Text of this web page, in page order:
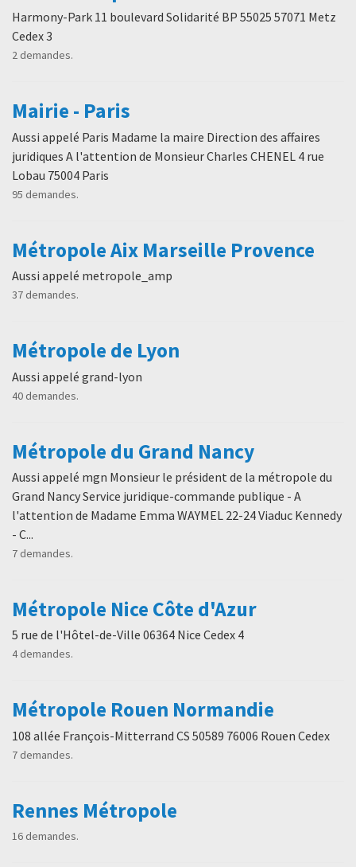
Harmony-Park 11 boulevard Solidarité BP 55025 57071 Metz
Cedex 3
2 demandes.
Mairie - Paris
Aussi appelé Paris Madame la maire Direction des affaires
juridiques A l'attention de Monsieur Charles CHENEL 4 rue
Lobau 75004 Paris
95 demandes.
Métropole Aix Marseille Provence
Aussi appelé metropole_amp
37 demandes.
Métropole de Lyon
Aussi appelé grand-lyon
40 demandes.
Métropole du Grand Nancy
Aussi appelé mgn Monsieur le président de la métropole du
Grand Nancy Service juridique-commande publique - A
l'attention de Madame Emma WAYMEL 22-24 Viaduc Kennedy
- C...
7 demandes.
Métropole Nice Côte d'Azur
5 rue de l'Hôtel-de-Ville 06364 Nice Cedex 4
4 demandes.
Métropole Rouen Normandie
108 allée François-Mitterrand CS 50589 76006 Rouen Cedex
7 demandes.
Rennes Métropole
16 demandes.